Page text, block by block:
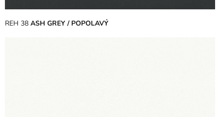
REH 38 ASH GREY / POPOLAVÝ